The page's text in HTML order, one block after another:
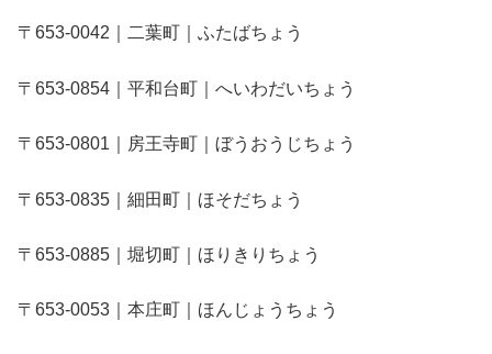
〒653-0042｜二葉町｜ふたばちょう
〒653-0854｜平和台町｜へいわだいちょう
〒653-0801｜房王寺町｜ぼうおうじちょう
〒653-0835｜細田町｜ほそだちょう
〒653-0885｜堀切町｜ほりきりちょう
〒653-0053｜本庄町｜ほんじょうちょう